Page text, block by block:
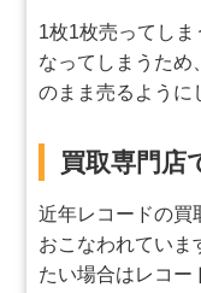
1枚1枚売ってしま
なってしまうため
のまま売るように
買取専門店
近年レコードの買
おこなわれていま
たい場合はレコー